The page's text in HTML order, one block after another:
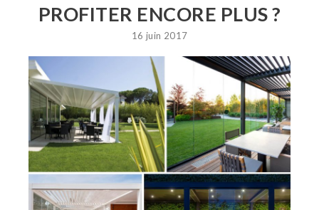
PROFITER ENCORE PLUS ?
16 juin 2017